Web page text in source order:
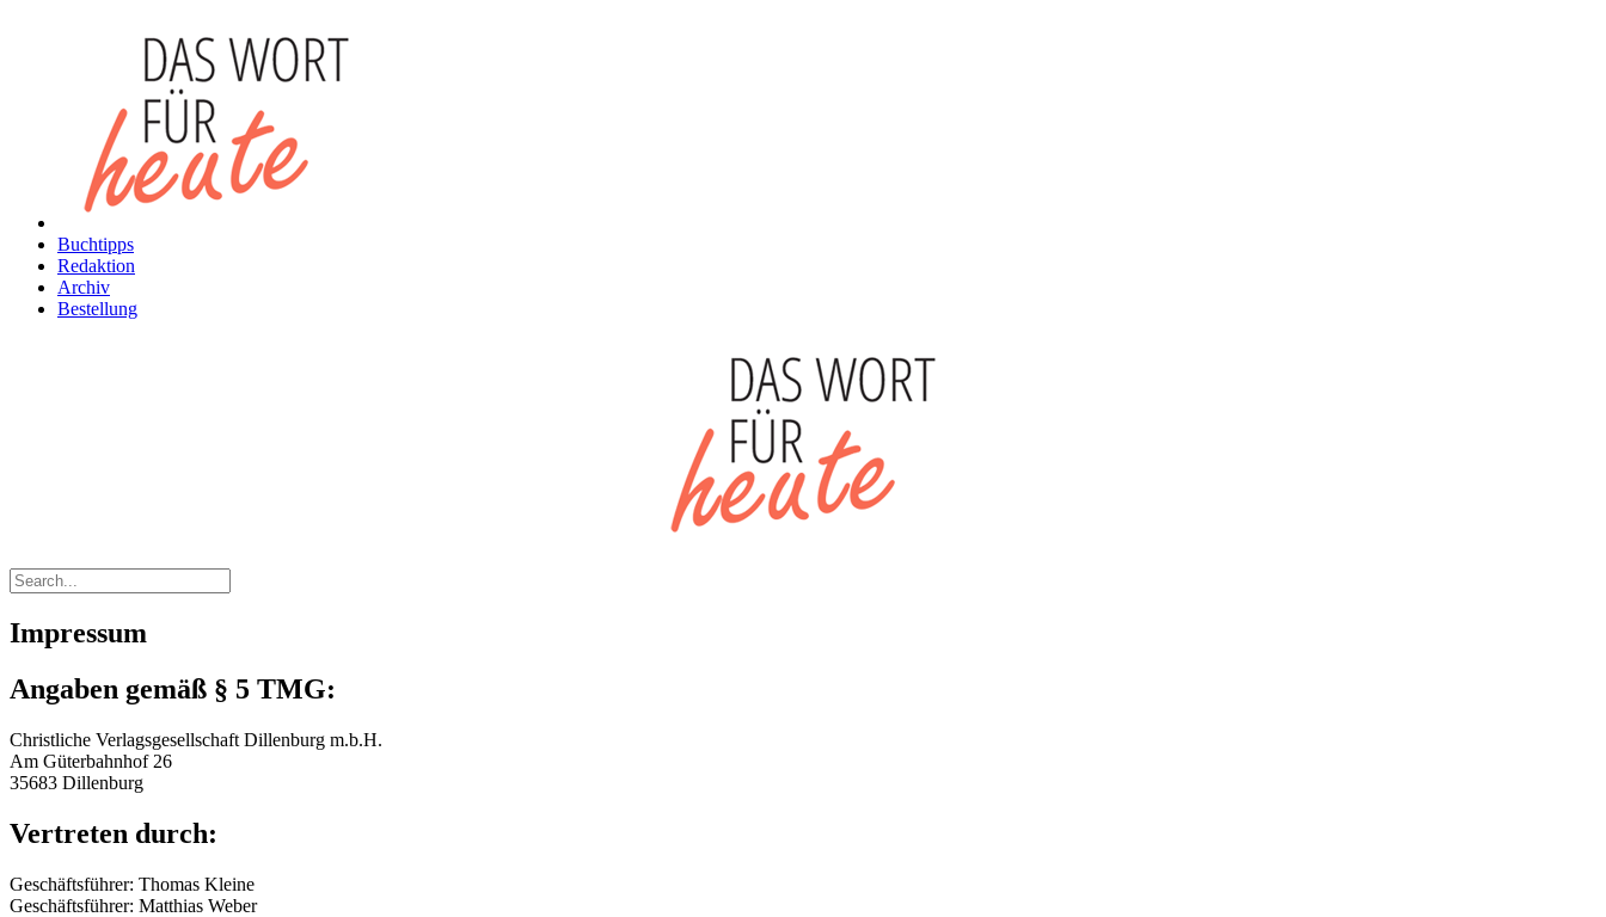
Buchtipps
Redaktion
Archiv
Bestellung
Impressum
Angaben gemäß § 5 TMG:
Christliche Verlagsgesellschaft Dillenburg m.b.H.
Am Güterbahnhof 26
35683 Dillenburg
Vertreten durch:
Geschäftsführer: Thomas Kleine
Geschäftsführer: Matthias Weber